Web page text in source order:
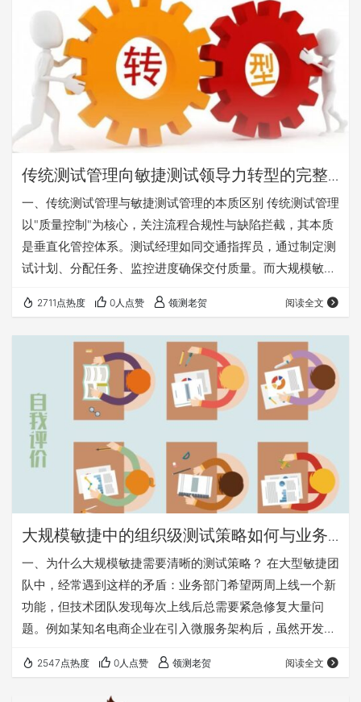
制定组织级的 AI 测试战略 在这场技术变革中抢占先机？ 别
担心，全球软…
传统测试管理向敏捷测试领导力转型的完整
路径：角色转变、赋能策略与成功要素
一、传统测试管理与敏捷测试管理的本质区别 传统测试管理
以"质量控制"为核心，关注流程合规性与缺陷拦截，其本质
是垂直化管控体系。测试经理如同交通指挥员，通过制定测
试计划、分配任务、监控进度确保交付质量。而大规模敏捷
命是构建质量生态系统，推动"质量内建"。两者的差异体现
在三个维度： ​职责重心​：传统模式强调"执行监督"（如进度
跟踪、缺陷统计），敏捷模式聚焦"能力建设"（如自动化框
架优化、质量文化培育） ​组织结构​：传统测试是独立职能部
门，敏捷测试融入跨职能团队成为…
2711点热度 0人点赞 领测老贺 阅读全文
大规模敏捷中的组织级测试策略如何与业务
技术需求保持一致：引导式自我评估实践指
南
一、为什么大规模敏捷需要清晰的测试策略？​​ 在大型敏捷团
队中，经常遇到这样的矛盾：业务部门希望两周上线一个新
功能，但技术团队发现每次上线后总需要紧急修复大量问
题。例如某知名电商企业在引入微服务架构后，虽然开发速
数量反而翻倍。这说明，当组织规模扩大时，测试不能只停
留在"发现bug"的层面，而需要成为连接业务目标与技术落
2547点热度 0人点赞 领测老贺 阅读全文